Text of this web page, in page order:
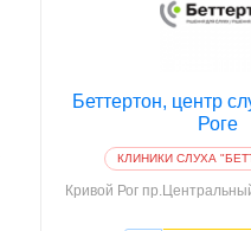
Беттертон, центр
Роге
КЛИНИКИ СЛУХА
Кривой Рог пр.Центральный, 29